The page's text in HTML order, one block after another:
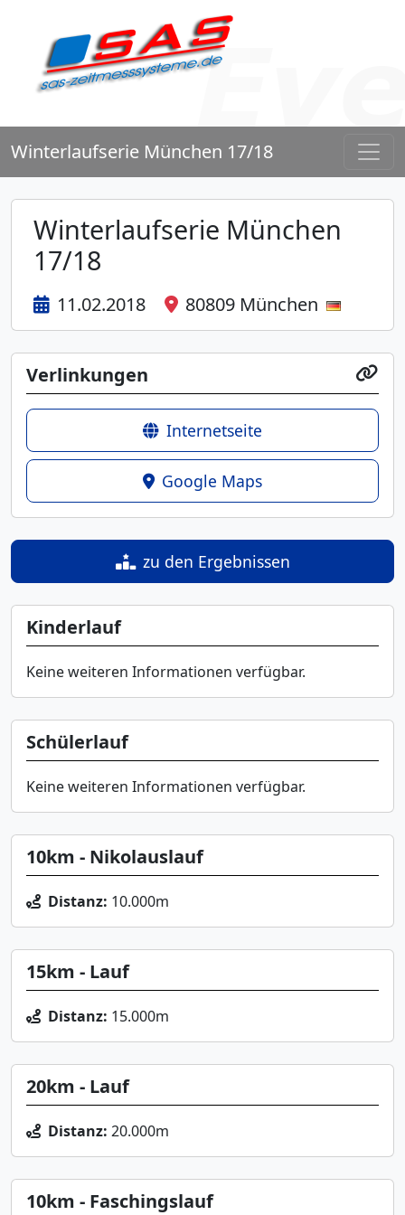
Winterlaufserie München 17/18
Winterlaufserie München
17/18
11.02.2018 80809 München
zu den Ergebnissen
Kinderlauf
Keine weiteren Informationen verfügbar.
Schülerlauf
Keine weiteren Informationen verfügbar.
10km - Nikolauslauf
Distanz: 10.000m
15km - Lauf
Distanz: 15.000m
20km - Lauf
Distanz: 20.000m
10km - Faschingslauf
Verlinkungen
Internetseite
Google Maps